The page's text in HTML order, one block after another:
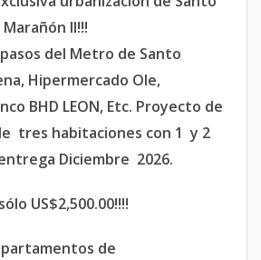
II!!!
del Metro de Santo
Hipermercado Ole,
BHD LEON, Etc. Proyecto de
tres habitaciones con 1 y 2
Diciembre 2026.
US$2,500.00!!!!
de